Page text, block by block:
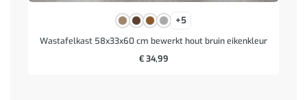
+5
Wastafelkast 58x33x60 cm bewerkt hout bruin eikenkleur
€34,99